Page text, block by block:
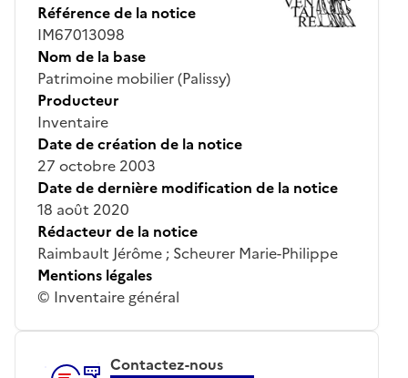
Référence de la notice
IM67013098
Nom de la base
Patrimoine mobilier (Palissy)
Producteur
Inventaire
Date de création de la notice
27 octobre 2003
Date de dernière modification de la notice
18 août 2020
Rédacteur de la notice
Raimbault Jérôme ; Scheurer Marie-Philippe
Mentions légales
© Inventaire général
Contactez-nous